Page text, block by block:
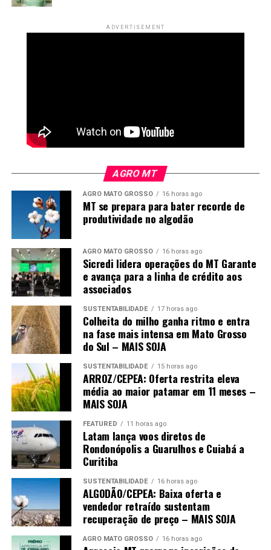
*Miguel Daoud
Política do Canal Rural
OCanal Rural
não se responsabiliza pelas opiniões e
conteúdos de inteira responsabilidade de seus autores. A
empresa se reserva o direito de fazer ajustes no texto
para adequação às normas de publicação.
O postJavali: uma ameaça que o Brasil não pode mais
ignorarapareceu primeiro emCanal Rural.
ADVERTISEMENT
AGRO MT
AGRO MATO GROSSO 16 horas ago
MT se prepara para bater recorde de
produtividade no algodão
AGRO MATO GROSSO 16 horas ago
Sicredi lidera operações do MT Garante
e avança para a linha de crédito aos
associados
SUSTENTABILIDADE 17 horas ago
Colheita do milho ganha ritmo e entra
na fase mais intensa em Mato Grosso
do Sul – MAIS SOJA
SUSTENTABILIDADE 15 horas ago
ARROZ/CEPEA: Oferta restrita eleva
média ao maior patamar em 11 meses –
MAIS SOJA
FEATURED 11 horas ago
Latam lança voos diretos de
Rondonópolis a Guarulhos e Cuiabá a
Curitiba
SUSTENTABILIDADE 16 horas ago
ALGODÃO/CEPEA: Baixa oferta e
vendedor retraído sustentam
recuperação de preço – MAIS SOJA
AGRO MATO GROSSO 16 horas ago